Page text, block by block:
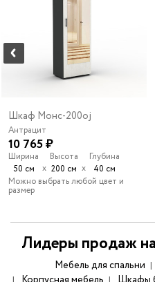
Шкаф Монс-200oj
Антрацит
10 765 ₽
Ширина
50 см
х
Высота
200 см х
Глубина
40 см
Можно выбрать любой цвет и
размер
Лидеры продаж
Мебель для спальни